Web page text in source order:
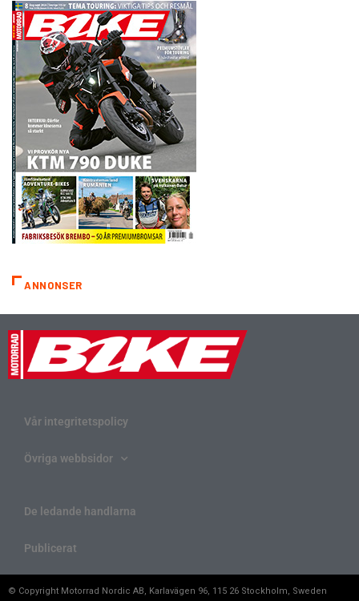
ANNONSER
Vår integritetspolicy
Övriga webbsidor
De ledande handlarna
Publicerat
© Copyright Motorrad Nordic AB, Karlavägen 96, 115 26 Stockholm, Sweden